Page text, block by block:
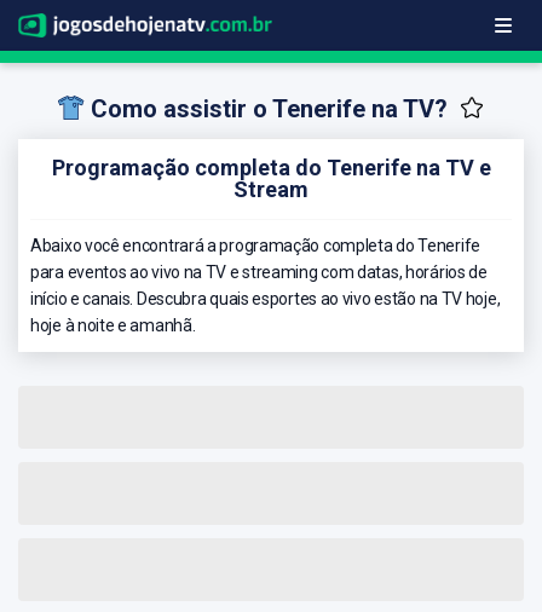
Como assistir o Tenerife na TV?
Programação completa do Tenerife na TV e
Stream
Abaixo você encontrará a programação completa do Tenerife
para eventos ao vivo na TV e streaming com datas, horários de
início e canais. Descubra quais esportes ao vivo estão na TV hoje,
hoje à noite e amanhã.